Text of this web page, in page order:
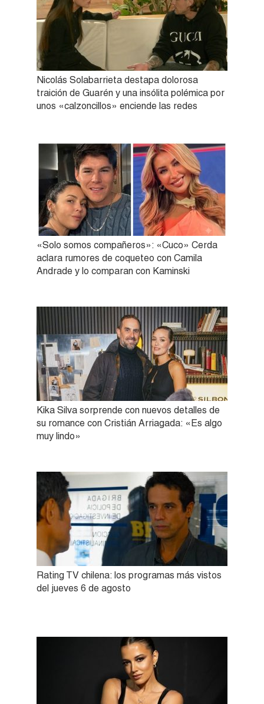
Nicolás Solabarrieta destapa dolorosa
traición de Guarén y una insólita polémica por
unos «calzoncillos» enciende las redes
«Solo somos compañeros»: «Cuco» Cerda
aclara rumores de coqueteo con Camila
Andrade y lo comparan con Kaminski
Kika Silva sorprende con nuevos detalles de
su romance con Cristián Arriagada: «Es algo
muy lindo»
Rating TV chilena: los programas más vistos
del jueves 6 de agosto